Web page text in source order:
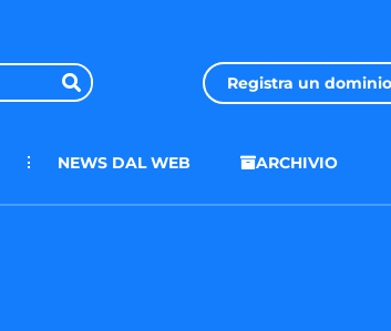
Registra un dominio
NEWS DAL WEB ARCHIVIO